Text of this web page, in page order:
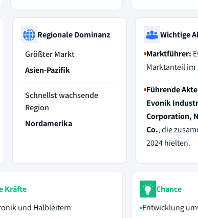
Regionale Dominanz
Größter Markt
Asien-Pazifik
Schnellst wachsende
Region
Nordamerika
Wichtige
Marktführer:
Marktanteil im
Führende
Evonik
Corporation,
Co., die
2024 hielten.
Kräfte
und Halbleitern
Chance
Entwicklung